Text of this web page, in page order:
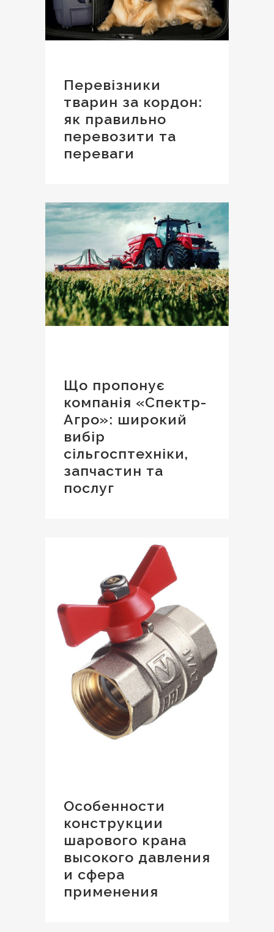
Перевізники
тварин за кордон:
як правильно
перевозити та
переваги
Що пропонує
компанія «Спектр-
Агро»: широкий
вибір
сільгосптехніки,
запчастин та
послуг
Особенности
конструкции
шарового крана
высокого давления
и сфера
применения